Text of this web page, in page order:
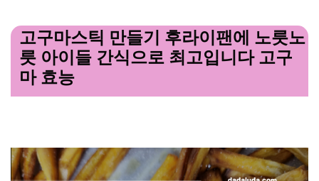
고구마스틱 만들기 후라이팬에 노릇노
릇 아이들 간식으로 최고입니다 고구
마 효능